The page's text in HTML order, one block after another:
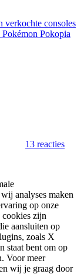
verkochte consoles
Pokémon Pokopia
13 reacties
analyses maken
op onze
cookies zijn
aansluiten op
zoals X
staat bent om op
Voor meer
wij je graag door